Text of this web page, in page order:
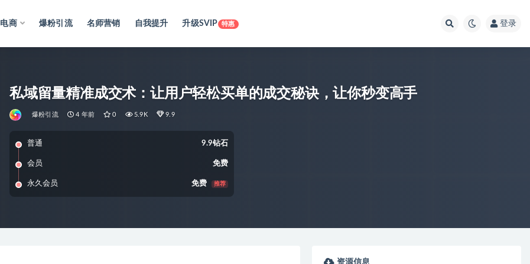
电商 爆粉引流 名师营销 自我提升 升级SVIP 特惠 登录
私域留量精准成交术：让用户轻松买单的成交秘诀，让你秒变高手
爆粉引流 4 年前 0 5.9K 9.9
普通 9.9钻石
会员 免费
永久会员 免费 推荐